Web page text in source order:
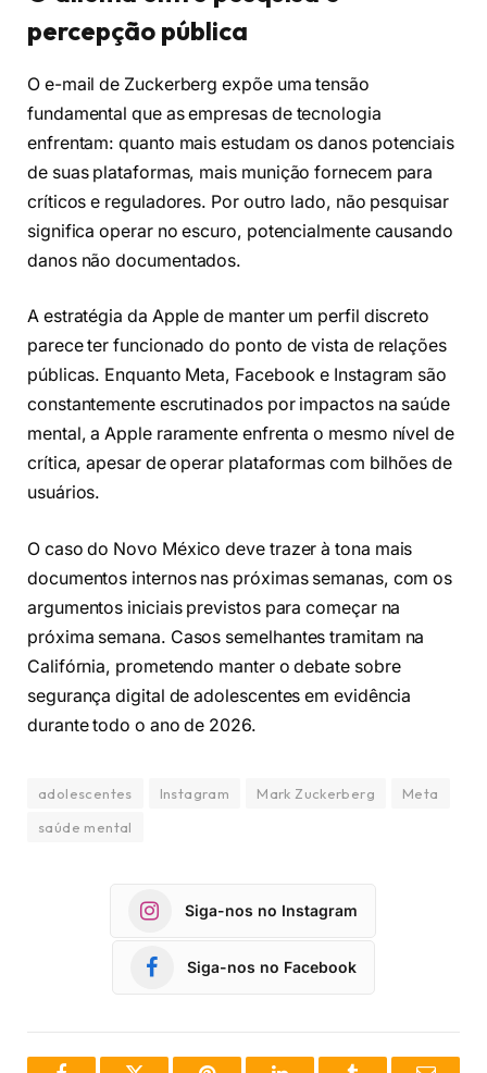
percepção pública
O e-mail de Zuckerberg expõe uma tensão
fundamental que as empresas de tecnologia
enfrentam: quanto mais estudam os danos potenciais
de suas plataformas, mais munição fornecem para
críticos e reguladores. Por outro lado, não pesquisar
significa operar no escuro, potencialmente causando
danos não documentados.
A estratégia da Apple de manter um perfil discreto
parece ter funcionado do ponto de vista de relações
públicas. Enquanto Meta, Facebook e Instagram são
constantemente escrutinados por impactos na saúde
mental, a Apple raramente enfrenta o mesmo nível de
crítica, apesar de operar plataformas com bilhões de
usuários.
O caso do Novo México deve trazer à tona mais
documentos internos nas próximas semanas, com os
argumentos iniciais previstos para começar na
próxima semana. Casos semelhantes tramitam na
Califórnia, prometendo manter o debate sobre
segurança digital de adolescentes em evidência
durante todo o ano de 2026.
adolescentes Instagram Mark Zuckerberg
Meta
saúde mental
Siga-nos no Instagram
Siga-nos no Facebook